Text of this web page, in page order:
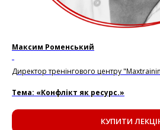
Максим Роменський
Директор тренінгового центру
Тема: «Конфлікт як ресурс.»
КУПИТИ